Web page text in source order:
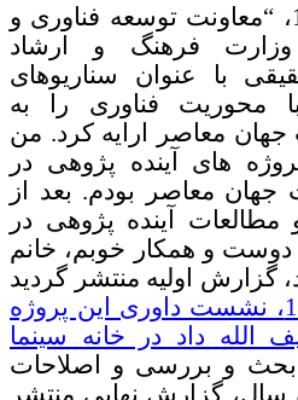
در نیمه دوم سال 1395، “معاونت توسعه فناوری و
وزارت فرهنگ و ارشاد
با عنوان سناریوهای
محوریت فناوری را به
معاصر ارایه کرد. من
های آینده پژوهی در
جهان معاصر بودم. بعد از
آینده پژوهی در
دوست و همکار خوبم، خانم
گزارش اولیه منتشر گردید
در تاریخ 10 آبان 1396، نشست داوری این پروژه
الله داد در خانه سینما
و بررسی و اصلاحات
سال، گزارش نهایی منتشر